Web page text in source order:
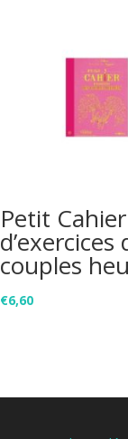
Petit Cahier
d’exercices
couples
€6,60